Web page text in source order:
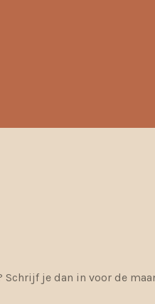
Schrijf je dan in voor de